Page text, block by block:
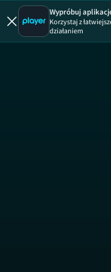
Wypróbuj
Korzystaj z
działaniem